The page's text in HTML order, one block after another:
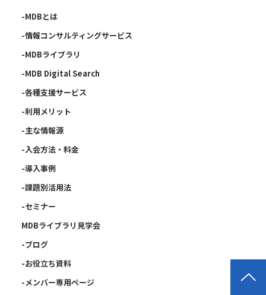
-MDBとは
-情報コンサルティングサービス
-MDBライブラリ
-MDB Digital Search
-各種支援サービス
-利用メリット
-主な情報源
-入会方法・料金
-導入事例
-課題別活用法
-セミナー
MDBライブラリ見学会
-ブログ
-お役立ち資料
-メンバー専用ページ